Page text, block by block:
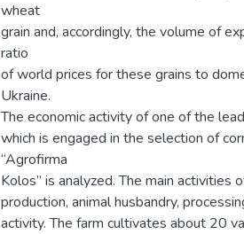
wheat
grain and, accordingly, the volume of
ratio
of world prices for these grains to
Ukraine.
The economic activity of one of the
which is engaged in the selection of
“Agrofirma
Kolos” is analyzed. The main activities
production, animal husbandry,
activity. The farm cultivates about 20